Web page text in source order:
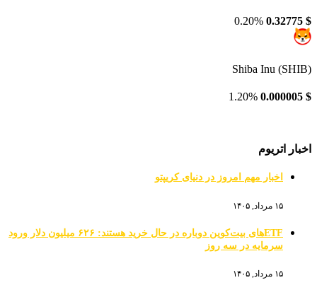
$
0.32775
0.20%
Shiba Inu (SHIB)
$
0.000005
1.20%
اخبار اتریوم
اخبار مهم امروز در دنیای کریپتو
۱۵ مرداد, ۱۴۰۵
ETFهای بیت‌کوین دوباره در حال خرید هستند: ۶۲۶ میلیون دلار ورود
سرمایه در سه روز
۱۵ مرداد, ۱۴۰۵